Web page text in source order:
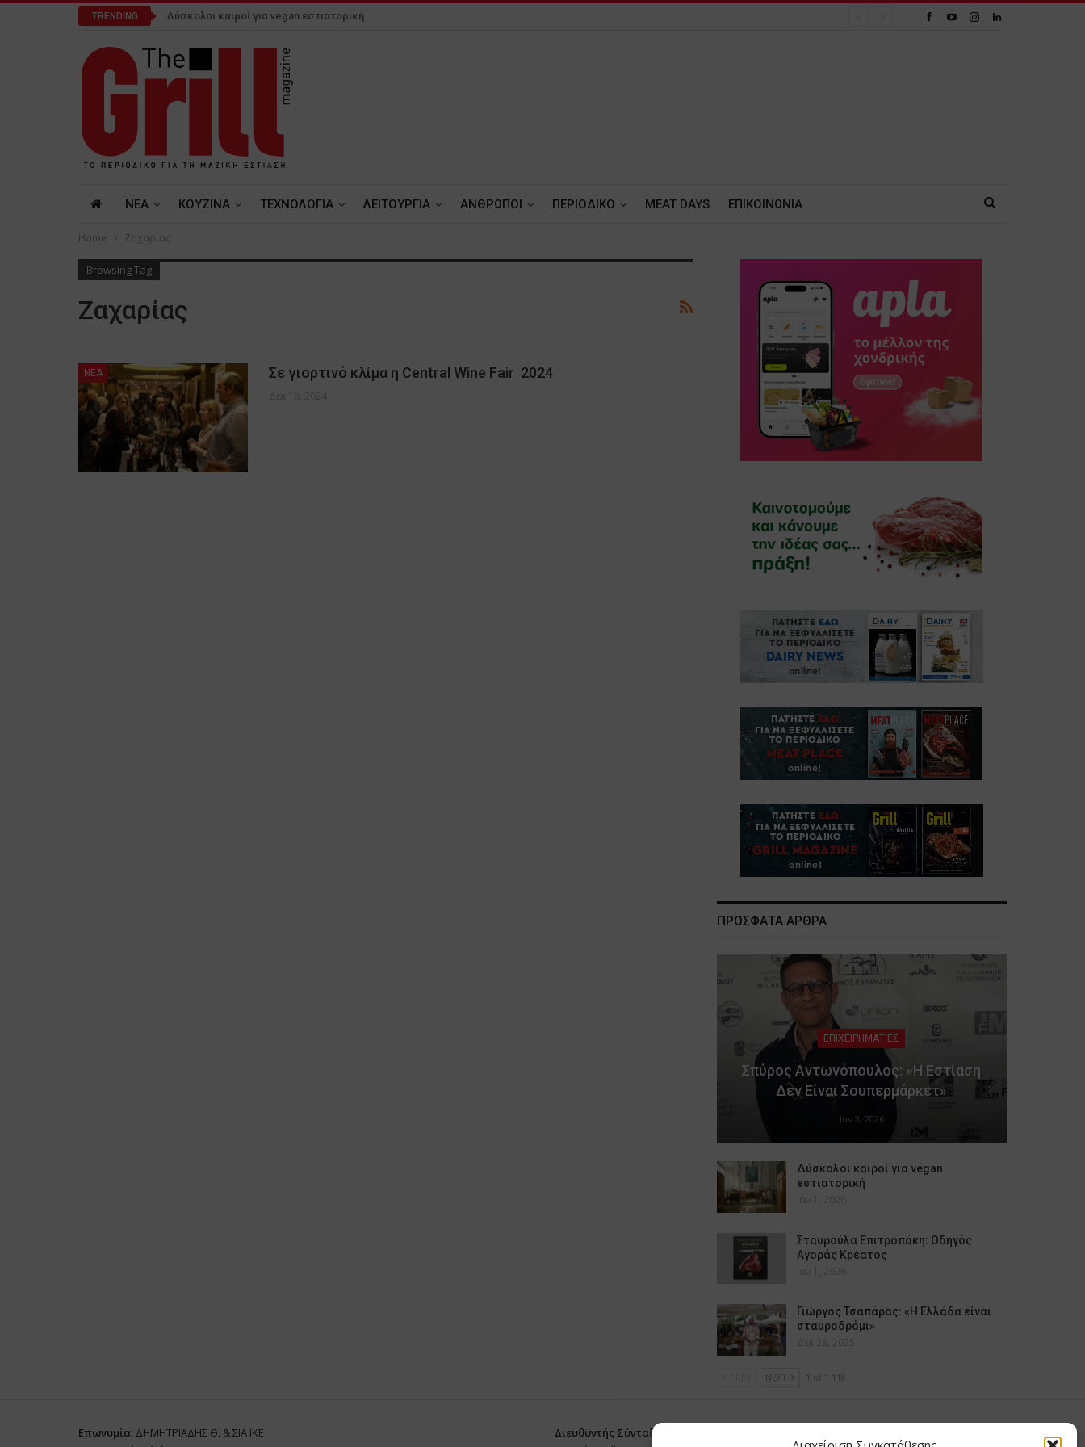
TRENDING Δύσκολοι καιροί για vegan εστιατορική
NEA ΚΟΥΖΙΝΑ ΤΕΧΝΟΛΟΓΙΑ ΛΕΙΤΟΥΡΓΙΑ ΑΝΘΡΩΠΟΙ ΠΕΡΙΟΔΙΚΟ MEAT DAYS ΕΠΙΚΟΙΝΩΝΙΑ
Home Ζαχαρίας
Browsing Tag
Ζαχαρίας
NEA Σε γιορτινό κλίμα η Central Wine Fair 2024
Δεκ 18, 2024
ΠΡΟΣΦΑΤΑ ΑΡΘΡΑ
ΕΠΙΧΕΙΡΗΜΑΤΙΕΣ
Σπύρος Αντωνόπουλος: «Η Εστίαση
Δεν Είναι Σουπερμάρκετ»
Ιαν 3, 2026
Δύσκολοι καιροί για vegan
εστιατορική
Ιαν 1, 2026
Σταυρούλα Επιτροπάκη: Οδηγός
Αγοράς Κρέατος
Ιαν 1, 2026
Γιώργος Τσαπάρας: «Η Ελλάδα είναι
σταυροδρόμι»
Δεκ 28, 2025
NEXT 1 of 1.118
Επωνυμία: ΔΗΜΗΤΡΙΑΔΗΣ Θ. & ΣΙΑ ΙΚΕ
Διευθυντής Σύνταξης: